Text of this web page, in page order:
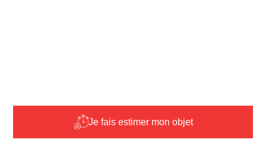
Je fais estimer mon objet